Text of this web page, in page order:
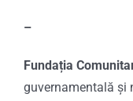
–
Fundația
guvernamentală și